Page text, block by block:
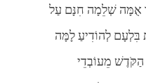
אֻמָּה שְׁלֵמָה חִנָּם עַל
לְהוֹדִיעַ לָמָּה
מֵעוֹבְדֵי